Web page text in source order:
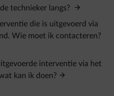
technieker langs?
die is uitgevoerd via
Wie moet ik contacteren?
interventie via het
kan ik doen?